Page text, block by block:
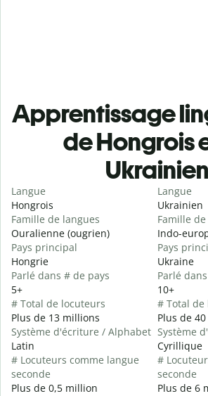
Apprentissage
de Hongrois
Ukrainien
Langue
Hongrois
Famille de langues
Ouralienne (ougrien)
Pays principal
Hongrie
Parlé dans # de pays
5+
# Total de locuteurs
Plus de 13 millions
Système d'écriture / Alphabet
Latin
# Locuteurs comme langue
seconde
Plus de 0,5 million
Langue
Ukrainien
Famille
Indo-
Pays
Ukraine
Parlé
10+
# Total de
Plus de
Système
Cyrillique
#
seconde
Plus de 6